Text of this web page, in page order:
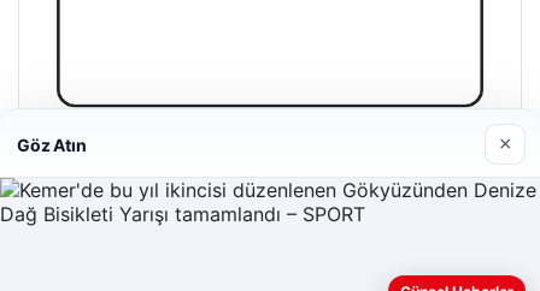
Enes Kaplan Avukatlık Bürosu
28/04/2026
Göz Atın ×